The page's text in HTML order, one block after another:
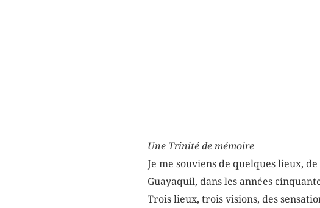
Une Trinité de mémoire
Je me souviens de quelques lieux,
Guayaquil, dans les années
Trois lieux, trois visions, des